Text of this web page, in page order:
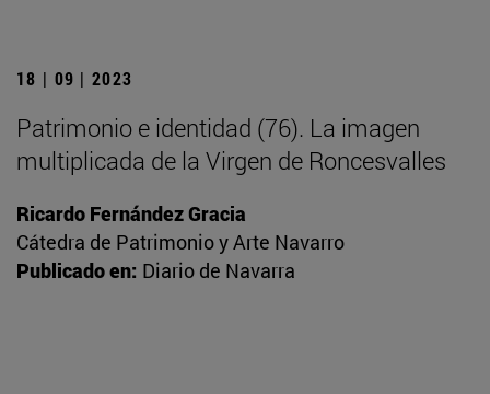
18 | 09 | 2023
Patrimonio e identidad (76). La imagen
multiplicada de la Virgen de Roncesvalles
Ricardo Fernández Gracia
Cátedra de Patrimonio y Arte Navarro
Publicado en: Diario de Navarra